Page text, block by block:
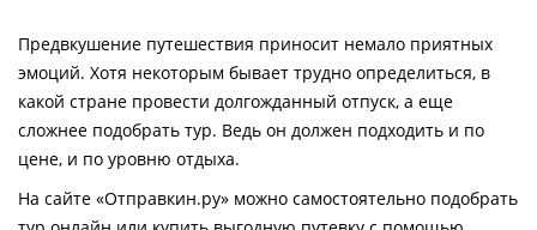
Страны
Как купить
Контакты
Предвкушение путешествия приносит немало приятных
эмоций. Хотя некоторым бывает трудно определиться, в
какой стране провести долгожданный отпуск, а еще
сложнее подобрать тур. Ведь он должен подходить и по
цене, и по уровню отдыха.
На сайте «Отправкин.ру» можно самостоятельно подобрать